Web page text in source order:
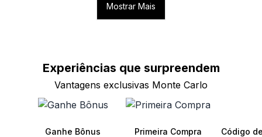
Mostrar Mais
Experiências que surpreendem
Vantagens exclusivas Monte Carlo
Ganhe Bônus Primeira Compra Código